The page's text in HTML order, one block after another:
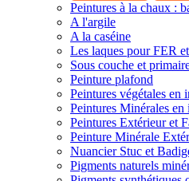
Peintures à la chaux :
A l'argile
A la caséine
Les laques pour FER
Sous couche et
Peinture plafond
Peintures végétales en
Peintures Minérales en
Peintures Extérieur et
Peinture Minérale
Nuancier Stuc et
Pigments naturels